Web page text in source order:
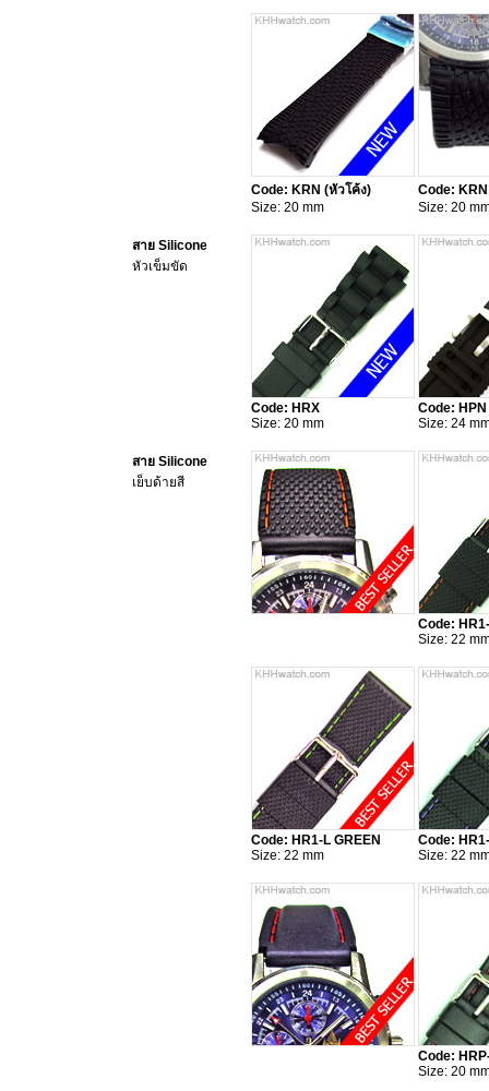
Code: KRN (หัวโค้ง)
Size: 20 mm
Code:
Size: 20
สาย Silicone
หัวเข็มขัด
Code: HRX
Size: 20 mm
Code: HPN
Size: 24
สาย Silicone
เย็บด้ายสี
Code:
Size: 22
Code: HR1-L GREEN
Size: 22 mm
Code:
Size: 22
Code:
Size: 20